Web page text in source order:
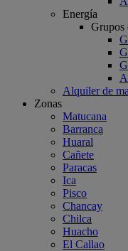
Energía
Grupos
Alquiler de
Zonas
Matucana
Barranca
Huaral
Cañete
Paracas
Ica
Pisco
Chancay
Chilca
Huacho
El Callao